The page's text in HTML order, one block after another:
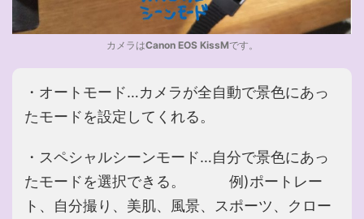
カメラはCanon EOS KissMです。
・オートモード…カメラが全自動で景色にあっ
たモードを設定してくれる。
・スペシャルシーンモード…自分で景色にあっ
たモードを選択できる。 例)ポートレー
ト、自分撮り、美肌、風景、スポーツ、クロー